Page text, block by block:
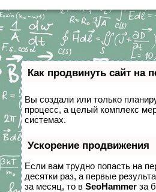
Как продвинуть сайт на
Вы создали или только
процесс, а целый комплекс
системах.
Ускорение продвижения
Если вам трудно попасть на
десятки раз, а первые
за месяц, то в SeoHammer за